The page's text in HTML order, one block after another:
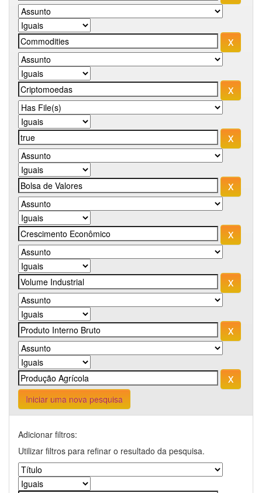
Iniciar uma nova pesquisa
Adicionar filtros:
Utilizar filtros para refinar o resultado da pesquisa.